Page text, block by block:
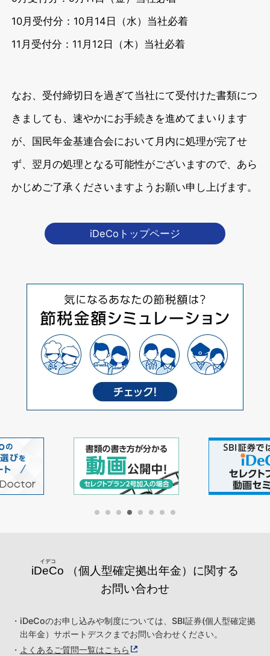
10月受付分：10月14日（水）当社必着
11月受付分：11月12日（木）当社必着
なお、受付締切日を過ぎて当社にて受付けた書類につ
きましても、速やかにお手続きを進めてまいります
が、国民年金基連合会において月内に処理が完了せ
ず、翌月の処理となる可能性がございますので、あら
かじめご了承くださいますようお願い申し上げます。
iDeCoトップページ
iDeCo
（個人型確定拠出年金）に関する
お問い合わせ
・iDeCoのお申し込みや制度については、SBI証券(個人型確定拠
出年金）サポートデスクまでお問い合わせください。
・ よくあるご質問一覧はこちら